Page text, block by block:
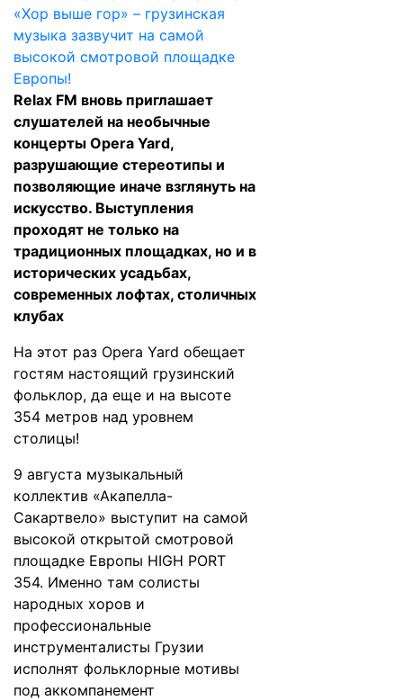
Relax FM вновь приглашает
слушателей на необычные
концерты Opera Yard,
разрушающие стереотипы и
позволяющие иначе взглянуть на
искусство. Выступления
проходят не только на
традиционных площадках, но и в
исторических усадьбах,
современных лофтах, столичных
клубах
На этот раз Opera Yard обещает
гостям настоящий грузинский
фольклор, да еще и на высоте
354 метров над уровнем
столицы!
9 августа музыкальный
коллектив «Акапелла-
Сакартвело» выступит на самой
высокой открытой смотровой
площадке Европы HIGH PORT
354. Именно там солисты
народных хоров и
профессиональные
инструменталисты Грузии
исполнят фольклорные мотивы
под аккомпанемент